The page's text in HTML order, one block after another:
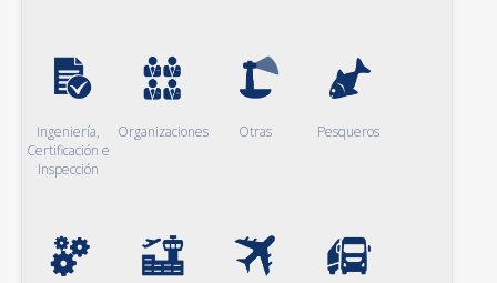
Ingeniería,
Certificación e
Inspección
Organizaciones Otras Pesqueros